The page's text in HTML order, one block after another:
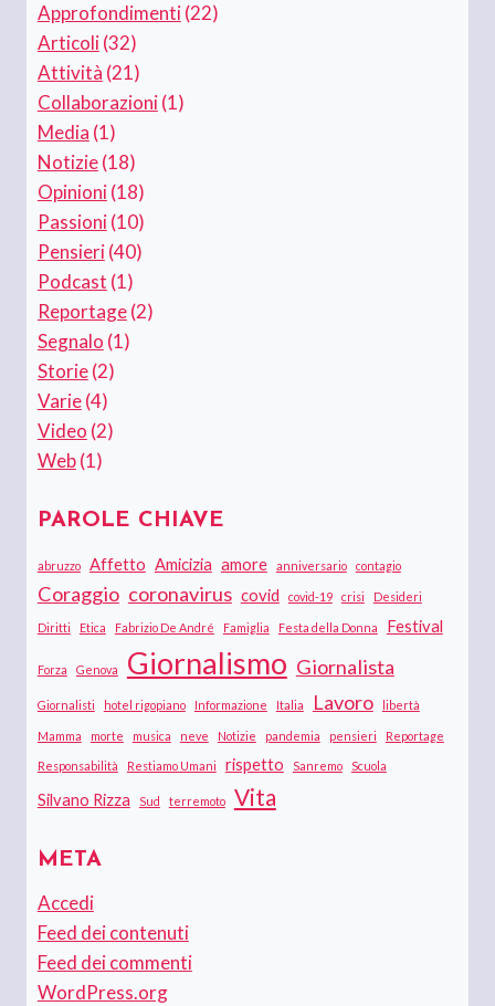
Approfondimenti(22)
Articoli(32)
Attività (21)
Collaborazioni(1)
Media (1)
Notizie(18)
Opinioni(18)
Passioni(10)
Pensieri(40)
Podcast (1)
Reportage(2)
Segnalo (1)
Storie(2)
Varie(4)
Video (2)
Web(1)
PAROLE CHIAVE
abruzzo Affetto Amicizia amore anniversario contagio
Coraggio coronavirus covid covid-19 crisi Desideri
Diritti Etica Fabrizio De André Famiglia Festa della Donna Festival
Forza Genova Giornalismo Giornalista
Giornalisti hotel rigopiano Informazione Italia Lavoro libertà
Mamma morte musica neve Notizie pandemia pensieri Reportage
Responsabilità Restiamo Umani rispetto Sanremo Scuola
Silvano Rizza Sud terremoto Vita
META
Accedi
Feed dei contenuti
Feed dei commenti
WordPress.org